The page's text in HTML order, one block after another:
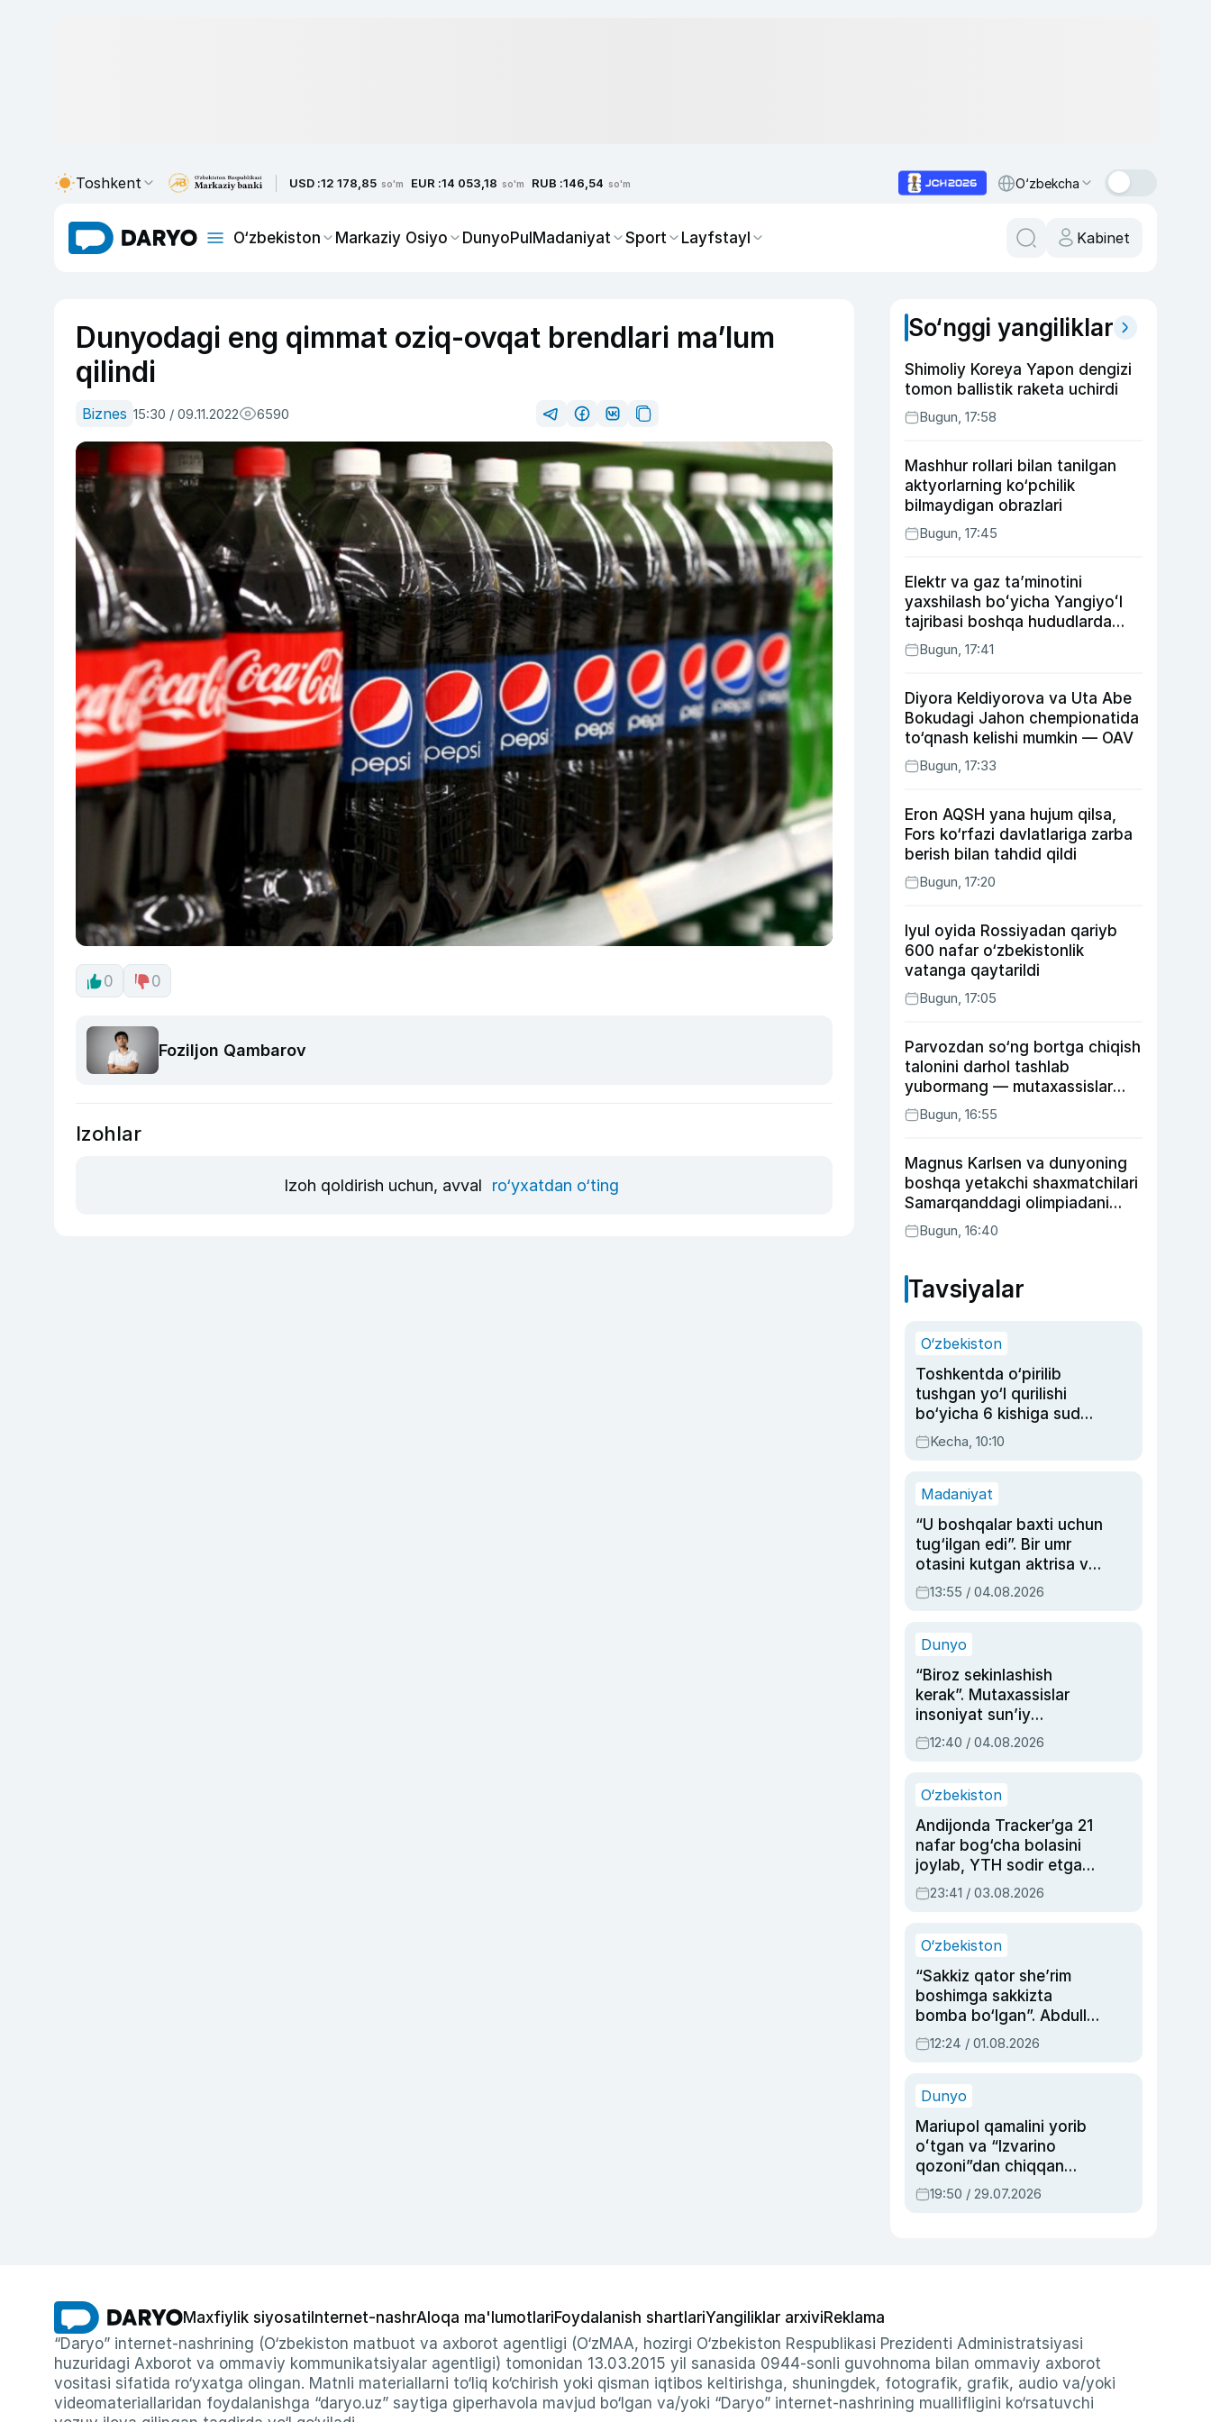
Toshkent USD :12 178,85 so'm EUR :14 053,18 so'm RUB :146,54 so'm O‘zbekcha
O‘zbekiston Markaziy Osiyo DunyoPulMadaniyat Sport Layfstayl Kabinet
Dunyodagi eng qimmat oziq-ovqat brendlari ma’lum
qilindi
Biznes 15:30 / 09.11.2022 6590
0 0
Foziljon Qambarov
Izohlar
Izoh qoldirish uchun, avval ro‘yxatdan o‘ting
So‘nggi yangiliklar
Shimoliy Koreya Yapon dengizi
tomon ballistik raketa uchirdi
Bugun, 17:58
Mashhur rollari bilan tanilgan
aktyorlarning ko‘pchilik
bilmaydigan obrazlari
Bugun, 17:45
Elektr va gaz taʼminotini
yaxshilash boʻyicha Yangiyoʻl
tajribasi boshqa hududlarda
ham joriy etiladi
Bugun, 17:41
Diyora Keldiyorova va Uta Abe
Bokudagi Jahon chempionatida
to‘qnash kelishi mumkin — OAV
Bugun, 17:33
Eron AQSH yana hujum qilsa,
Fors ko‘rfazi davlatlariga zarba
berish bilan tahdid qildi
Bugun, 17:20
Iyul oyida Rossiyadan qariyb
600 nafar o‘zbekistonlik
vatanga qaytarildi
Bugun, 17:05
Parvozdan so‘ng bortga chiqish
talonini darhol tashlab
yubormang — mutaxassislar
buning sababini tushuntirdi
Bugun, 16:55
Magnus Karlsen va dunyoning
boshqa yetakchi shaxmatchilari
Samarqanddagi olimpiadani
o‘tkazib yuboradi
Bugun, 16:40
Tavsiyalar
O‘zbekiston
Toshkentda o‘pirilib
tushgan yo‘l qurilishi
bo‘yicha 6 kishiga sud
hukmi o‘qildi
Kecha, 10:10
Madaniyat
“U boshqalar baxti uchun
tug‘ilgan edi”. Bir umr
otasini kutgan aktrisa va
dublyaj ustasi Rimma
Ahmedovaning
13:55 / 04.08.2026
Dunyo
“Biroz sekinlashish
kerak”. Mutaxassislar
insoniyat sun’iy
intellektni boshqara
olmay qolishidan xavotir
12:40 / 04.08.2026
O‘zbekiston
Andijonda Tracker’ga 21
nafar bog‘cha bolasini
joylab, YTH sodir etgan
ayolga sud hukmi o‘qildi
23:41 / 03.08.2026
O‘zbekiston
“Sakkiz qator she’rim
boshimga sakkizta
bomba bo‘lgan”. Abdulla
Oripovni siyosiy
ayblovlardan asrab
12:24 / 01.08.2026
Dunyo
Mariupol qamalini yorib
oʻtgan va “Izvarino
qozoni”dan chiqqan
qahramon — Ukraina
armiyasi bosh
19:50 / 29.07.2026
Maxfiylik siyosati Internet-nashrAloqa ma'lumotlariFoydalanish shartlariYangiliklar arxiviReklama
“Daryo” internet-nashrining (O‘zbekiston matbuot va axborot agentligi (O‘zMAA, hozirgi O‘zbekiston Respublikasi Prezidenti Administratsiyasi
huzuridagi Axborot va ommaviy kommunikatsiyalar agentligi) tomonidan 13.03.2015 yil sanasida 0944-sonli guvohnoma bilan ommaviy axborot
vositasi sifatida ro‘yxatga olingan. Matnli materiallarni to‘liq ko‘chirish yoki qisman iqtibos keltirishga, shuningdek, fotografik, grafik, audio va/yoki
videomateriallaridan foydalanishga “daryo.uz” saytiga giperhavola mavjud bo‘lgan va/yoki “Daryo” internet-nashrining muallifligini ko‘rsatuvchi